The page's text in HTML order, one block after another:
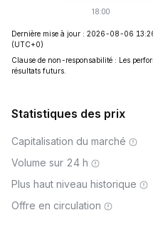
Dernière mise à jour : 2026-08-06
(UTC+0)
Clause de non-responsabilité : Les
résultats futurs.
Statistiques des prix
Capitalisation du marché
Volume sur 24 h
Plus haut niveau historique
Offre en circulation